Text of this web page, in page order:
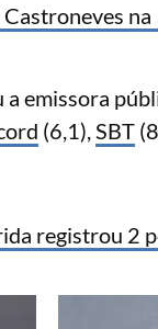
na
emissora
(6,1), SBT
registrou 2